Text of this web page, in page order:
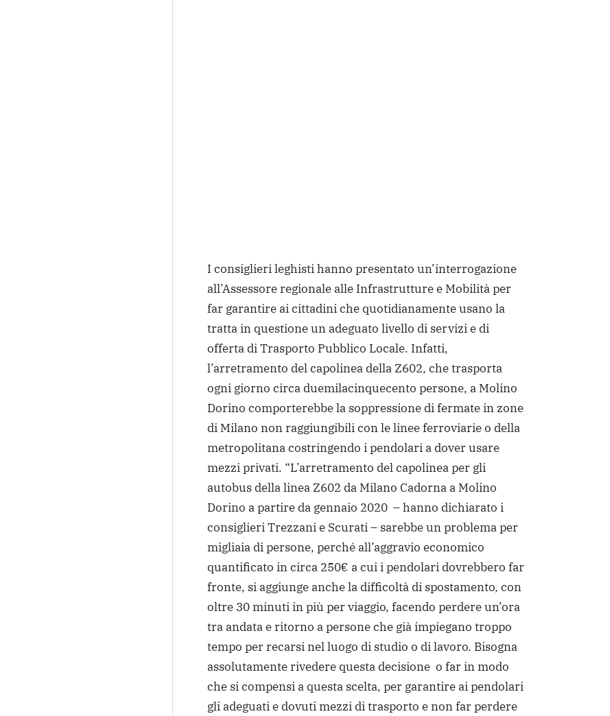
I consiglieri leghisti hanno presentato un’interrogazione
all’Assessore regionale alle Infrastrutture e Mobilità per
far garantire ai cittadini che quotidianamente usano la
tratta in questione un adeguato livello di servizi e di
offerta di Trasporto Pubblico Locale. Infatti,
l’arretramento del capolinea della Z602, che trasporta
ogni giorno circa duemilacinquecento persone, a Molino
Dorino comporterebbe la soppressione di fermate in zone
di Milano non raggiungibili con le linee ferroviarie o della
metropolitana costringendo i pendolari a dover usare
mezzi privati. “L’arretramento del capolinea per gli
autobus della linea Z602 da Milano Cadorna a Molino
Dorino a partire da gennaio 2020 – hanno dichiarato i
consiglieri Trezzani e Scurati – sarebbe un problema per
migliaia di persone, perché all’aggravio economico
quantificato in circa 250€ a cui i pendolari dovrebbero far
fronte, si aggiunge anche la difficoltà di spostamento, con
oltre 30 minuti in più per viaggio, facendo perdere un’ora
tra andata e ritorno a persone che già impiegano troppo
tempo per recarsi nel luogo di studio o di lavoro. Bisogna
assolutamente rivedere questa decisione o far in modo
che si compensi a questa scelta, per garantire ai pendolari
gli adeguati e dovuti mezzi di trasporto e non far perdere